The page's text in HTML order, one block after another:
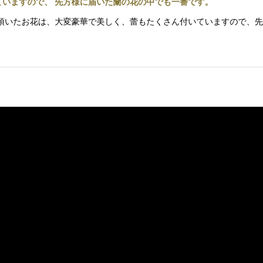
たお花は、大変豪華で美しく、蕾もたくさん付いていますので、